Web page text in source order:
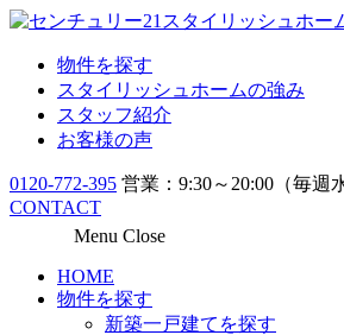
物件を探す
スタイリッシュホームの強み
スタッフ紹介
お客様の声
0120-772-395 営業：9:30～20:00（毎週
CONTACT
Menu Close
HOME
物件を探す
新築一戸建てを探す